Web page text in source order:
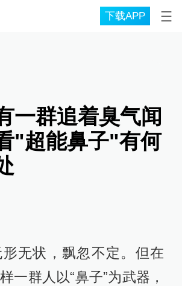
下载APP
一群追着臭气闻
"超能鼻子"有何
无状，飘忽不定。但在
一群人以“鼻子”为武器，